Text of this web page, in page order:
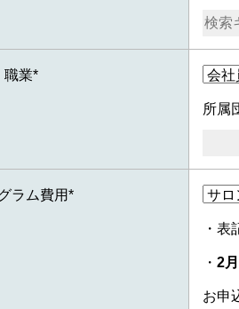
職業*
所属
ラム費用*
・表
・ 2
お申